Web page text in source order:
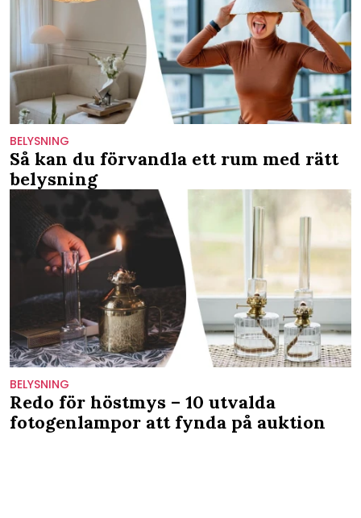
BELYSNING
Så kan du förvandla ett rum med rätt
belysning
BELYSNING
Redo för höstmys – 10 utvalda
fotogenlampor att fynda på auktion